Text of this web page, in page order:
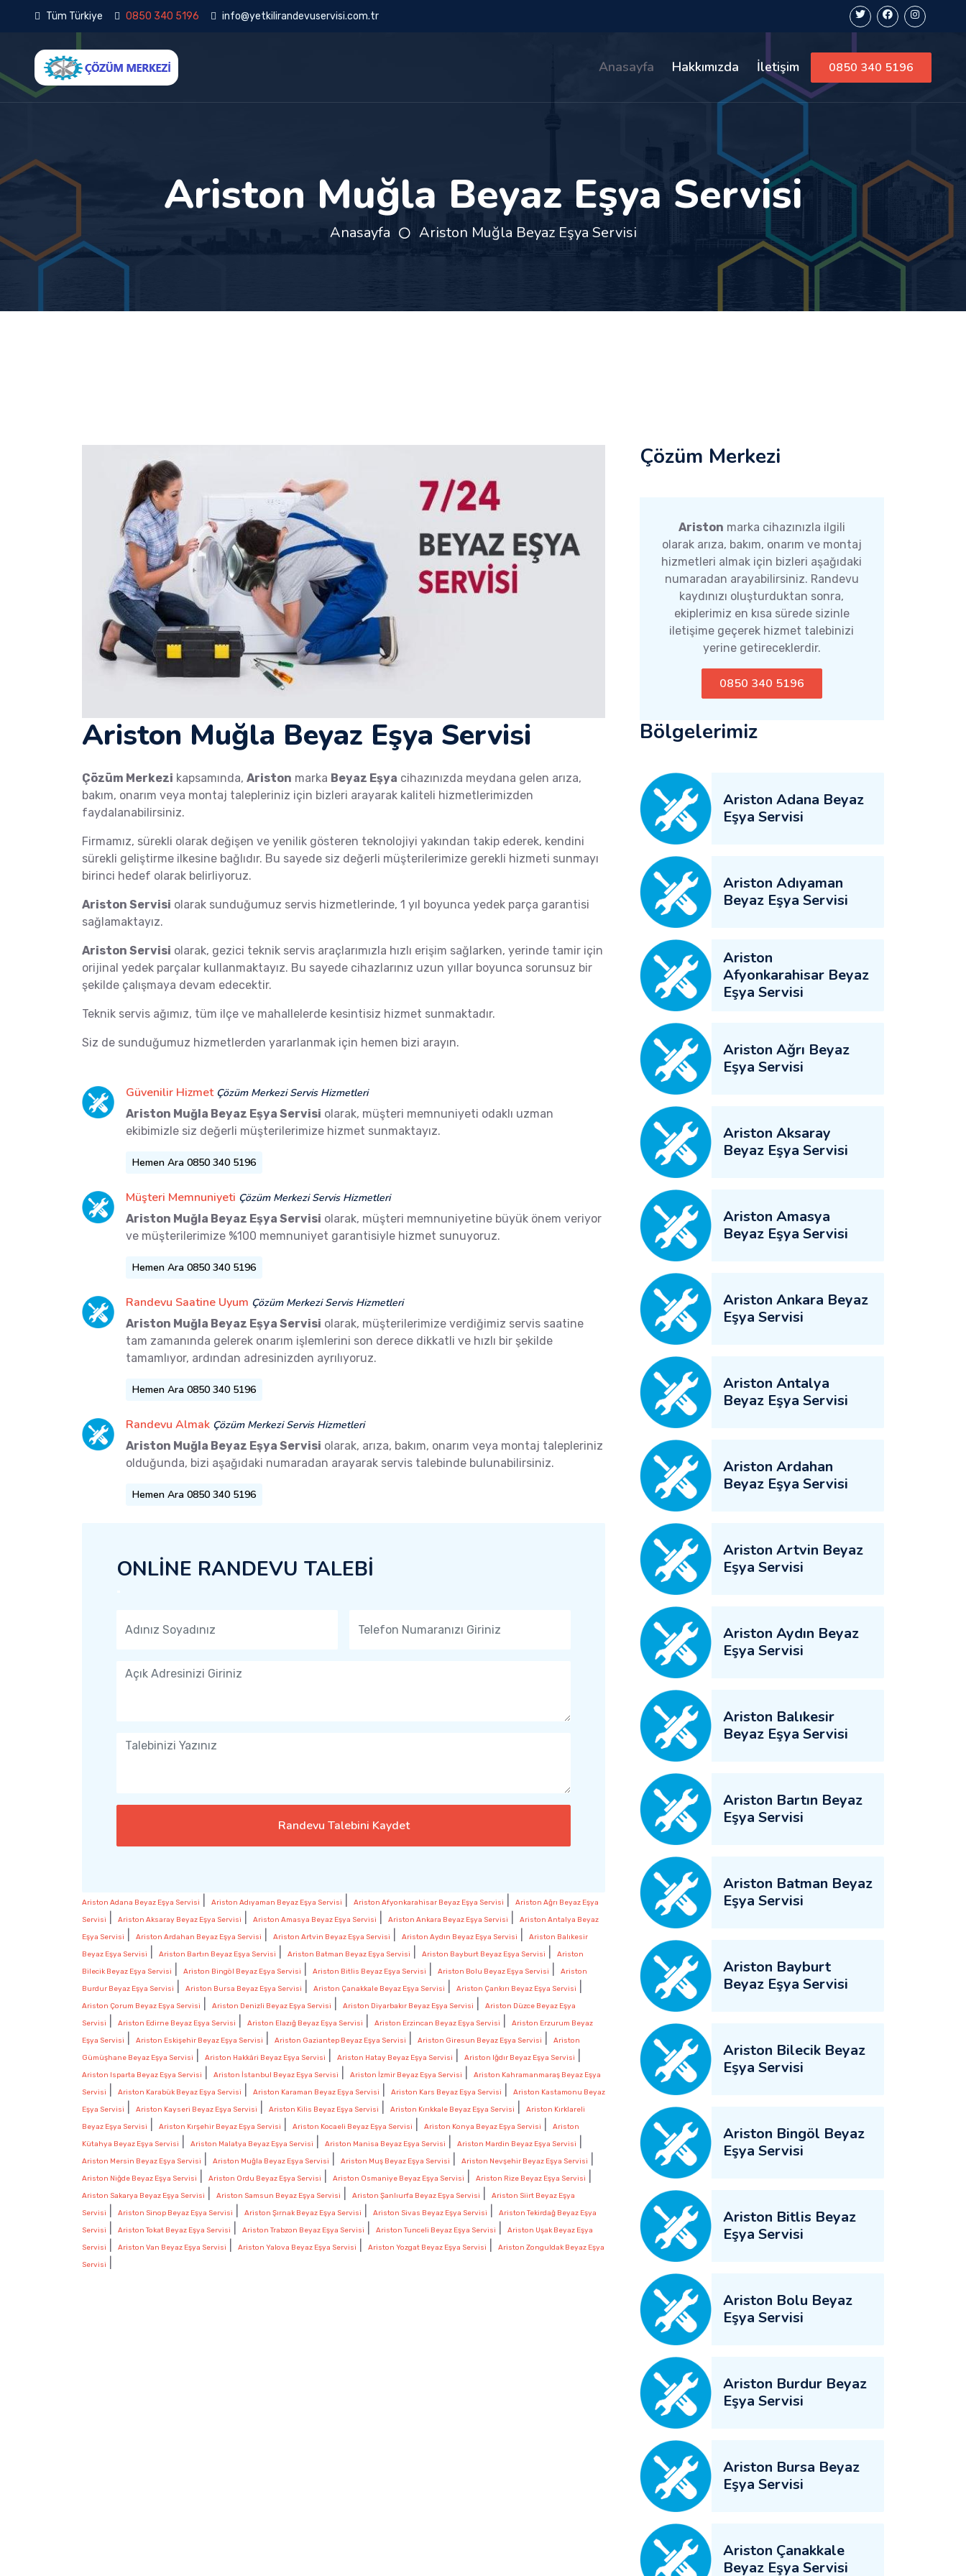
Tüm Türkiye 0850 340 5196 info@yetkilirandevuservisi.com.tr
Anasayfa Hakkımızda İletişim 0850 340 5196
Ariston Muğla Beyaz Eşya Servisi
Anasayfa Ariston Muğla Beyaz Eşya Servisi
Ariston Muğla Beyaz Eşya Servisi
Çözüm Merkezi kapsamında, Ariston marka Beyaz Eşya cihazınızda meydana gelen arıza,
bakım, onarım veya montaj talepleriniz için bizleri arayarak kaliteli hizmetlerimizden
faydalanabilirsiniz.
Firmamız, sürekli olarak değişen ve yenilik gösteren teknolojiyi yakından takip ederek, kendini
sürekli geliştirme ilkesine bağlıdır. Bu sayede siz değerli müşterilerimize gerekli hizmeti sunmayı
birinci hedef olarak belirliyoruz.
Ariston Servisi olarak sunduğumuz servis hizmetlerinde, 1 yıl boyunca yedek parça garantisi
sağlamaktayız.
Ariston Servisi olarak, gezici teknik servis araçlarımızla hızlı erişim sağlarken, yerinde tamir için
orijinal yedek parçalar kullanmaktayız. Bu sayede cihazlarınız uzun yıllar boyunca sorunsuz bir
şekilde çalışmaya devam edecektir.
Teknik servis ağımız, tüm ilçe ve mahallelerde kesintisiz hizmet sunmaktadır.
Siz de sunduğumuz hizmetlerden yararlanmak için hemen bizi arayın.
Güvenilir Hizmet Çözüm Merkezi Servis Hizmetleri
Ariston Muğla Beyaz Eşya Servisi olarak, müşteri memnuniyeti odaklı uzman
ekibimizle siz değerli müşterilerimize hizmet sunmaktayız.
Hemen Ara 0850 340 5196
Müşteri Memnuniyeti Çözüm Merkezi Servis Hizmetleri
Ariston Muğla Beyaz Eşya Servisi olarak, müşteri memnuniyetine büyük önem veriyor
ve müşterilerimize %100 memnuniyet garantisiyle hizmet sunuyoruz.
Hemen Ara 0850 340 5196
Randevu Saatine Uyum Çözüm Merkezi Servis Hizmetleri
Ariston Muğla Beyaz Eşya Servisi olarak, müşterilerimize verdiğimiz servis saatine
tam zamanında gelerek onarım işlemlerini son derece dikkatli ve hızlı bir şekilde
tamamlıyor, ardından adresinizden ayrılıyoruz.
Hemen Ara 0850 340 5196
Randevu Almak Çözüm Merkezi Servis Hizmetleri
Ariston Muğla Beyaz Eşya Servisi olarak, arıza, bakım, onarım veya montaj talepleriniz
olduğunda, bizi aşağıdaki numaradan arayarak servis talebinde bulunabilirsiniz.
Hemen Ara 0850 340 5196
ONLİNE RANDEVU TALEBİ
Randevu Talebini Kaydet
Ariston Adana Beyaz Eşya Servisi Ariston Adıyaman Beyaz Eşya Servisi Ariston Afyonkarahisar Beyaz Eşya Servisi
Ariston Ağrı Beyaz Eşya
Servisi
Ariston Aksaray Beyaz Eşya Servisi Ariston Amasya Beyaz Eşya Servisi Ariston Ankara Beyaz Eşya Servisi
Ariston Antalya Beyaz
Eşya Servisi
Ariston Ardahan Beyaz Eşya Servisi Ariston Artvin Beyaz Eşya Servisi Ariston Aydın Beyaz Eşya Servisi
Ariston Balıkesir
Beyaz Eşya Servisi
Ariston Bartın Beyaz Eşya Servisi Ariston Batman Beyaz Eşya Servisi Ariston Bayburt Beyaz Eşya Servisi
Ariston
Bilecik Beyaz Eşya Servisi
Ariston Bingöl Beyaz Eşya Servisi Ariston Bitlis Beyaz Eşya Servisi Ariston Bolu Beyaz Eşya Servisi
Ariston
Burdur Beyaz Eşya Servisi
Ariston Bursa Beyaz Eşya Servisi Ariston Çanakkale Beyaz Eşya Servisi Ariston Çankırı Beyaz Eşya Servisi
Ariston Çorum Beyaz Eşya Servisi Ariston Denizli Beyaz Eşya Servisi Ariston Diyarbakır Beyaz Eşya Servisi
Ariston Düzce Beyaz Eşya
Servisi
Ariston Edirne Beyaz Eşya Servisi Ariston Elazığ Beyaz Eşya Servisi Ariston Erzincan Beyaz Eşya Servisi
Ariston Erzurum Beyaz
Eşya Servisi
Ariston Eskişehir Beyaz Eşya Servisi Ariston Gaziantep Beyaz Eşya Servisi Ariston Giresun Beyaz Eşya Servisi
Ariston
Gümüşhane Beyaz Eşya Servisi
Ariston Hakkâri Beyaz Eşya Servisi Ariston Hatay Beyaz Eşya Servisi Ariston Iğdır Beyaz Eşya Servisi
Ariston Isparta Beyaz Eşya Servisi Ariston İstanbul Beyaz Eşya Servisi Ariston İzmir Beyaz Eşya Servisi
Ariston Kahramanmaraş Beyaz Eşya
Servisi
Ariston Karabük Beyaz Eşya Servisi Ariston Karaman Beyaz Eşya Servisi Ariston Kars Beyaz Eşya Servisi
Ariston Kastamonu Beyaz
Eşya Servisi
Ariston Kayseri Beyaz Eşya Servisi Ariston Kilis Beyaz Eşya Servisi Ariston Kırıkkale Beyaz Eşya Servisi
Ariston Kırklareli
Beyaz Eşya Servisi
Ariston Kırşehir Beyaz Eşya Servisi Ariston Kocaeli Beyaz Eşya Servisi Ariston Konya Beyaz Eşya Servisi
Ariston
Kütahya Beyaz Eşya Servisi
Ariston Malatya Beyaz Eşya Servisi Ariston Manisa Beyaz Eşya Servisi Ariston Mardin Beyaz Eşya Servisi
Ariston Mersin Beyaz Eşya Servisi Ariston Muğla Beyaz Eşya Servisi Ariston Muş Beyaz Eşya Servisi Ariston Nevşehir Beyaz Eşya Servisi
Ariston Niğde Beyaz Eşya Servisi Ariston Ordu Beyaz Eşya Servisi Ariston Osmaniye Beyaz Eşya Servisi Ariston Rize Beyaz Eşya Servisi
Ariston Sakarya Beyaz Eşya Servisi Ariston Samsun Beyaz Eşya Servisi Ariston Şanlıurfa Beyaz Eşya Servisi
Ariston Siirt Beyaz Eşya
Servisi
Ariston Sinop Beyaz Eşya Servisi Ariston Şırnak Beyaz Eşya Servisi Ariston Sivas Beyaz Eşya Servisi
Ariston Tekirdağ Beyaz Eşya
Servisi
Ariston Tokat Beyaz Eşya Servisi Ariston Trabzon Beyaz Eşya Servisi Ariston Tunceli Beyaz Eşya Servisi
Ariston Uşak Beyaz Eşya
Servisi
Ariston Van Beyaz Eşya Servisi Ariston Yalova Beyaz Eşya Servisi Ariston Yozgat Beyaz Eşya Servisi
Ariston Zonguldak Beyaz Eşya
Servisi
Çözüm Merkezi
Ariston marka cihazınızla ilgili
olarak arıza, bakım, onarım ve montaj
hizmetleri almak için bizleri aşağıdaki
numaradan arayabilirsiniz. Randevu
kaydınızı oluşturduktan sonra,
ekiplerimiz en kısa sürede sizinle
iletişime geçerek hizmet talebinizi
yerine getireceklerdir.
0850 340 5196
Bölgelerimiz
Ariston Adana Beyaz
Eşya Servisi
Ariston Adıyaman
Beyaz Eşya Servisi
Ariston
Afyonkarahisar Beyaz
Eşya Servisi
Ariston Ağrı Beyaz
Eşya Servisi
Ariston Aksaray
Beyaz Eşya Servisi
Ariston Amasya
Beyaz Eşya Servisi
Ariston Ankara Beyaz
Eşya Servisi
Ariston Antalya
Beyaz Eşya Servisi
Ariston Ardahan
Beyaz Eşya Servisi
Ariston Artvin Beyaz
Eşya Servisi
Ariston Aydın Beyaz
Eşya Servisi
Ariston Balıkesir
Beyaz Eşya Servisi
Ariston Bartın Beyaz
Eşya Servisi
Ariston Batman Beyaz
Eşya Servisi
Ariston Bayburt
Beyaz Eşya Servisi
Ariston Bilecik Beyaz
Eşya Servisi
Ariston Bingöl Beyaz
Eşya Servisi
Ariston Bitlis Beyaz
Eşya Servisi
Ariston Bolu Beyaz
Eşya Servisi
Ariston Burdur Beyaz
Eşya Servisi
Ariston Bursa Beyaz
Eşya Servisi
Ariston Çanakkale
Beyaz Eşya Servisi